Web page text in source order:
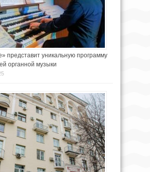
представит уникальную программу
органной музыки